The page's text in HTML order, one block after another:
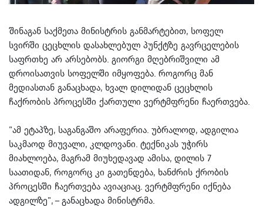
შინაგან საქმეთა მინისტრის განმარტებით, სოფელ
სვირში ცეცხლის დასახლებულ პუნქტზე გავრცელების
საფრთხე არ არსებობს. გიორგი მღებრიშვილი ამ
დროისათვის სოფელში იმყოფება. როგორც მან
მედიასთან განაცხადა, ხვალ დილიდან ცეცხლის
ჩაქრობის პროცესში ქართული ვერტმფრენი ჩაერთვება.
"ამ ეტაპზე, საგანგაშო არაფერია. უბრალოდ, ადგილია
საკმაოდ მიუვალი, კლდოვანი. ტექნიკას უჭირს
მიახლოება, მაგრამ მიუხედავად ამისა, დილის 7
საათიდან, როგორც კი გათენდება, ხანძრის ქრობის
პროცესში ჩაერთვება ავიაციაც. ვერტმფრენი იქნება
ადგილზე", – განაცხადა მინისტრმა.